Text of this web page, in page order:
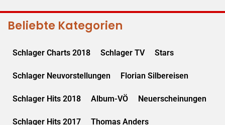
Beliebte Kategorien
Schlager Charts 2018 Schlager TV Stars
Schlager Neuvorstellungen Florian Silbereisen
Schlager Hits 2018 Album-VÖ Neuerscheinungen
Schlager Hits 2017 Thomas Anders